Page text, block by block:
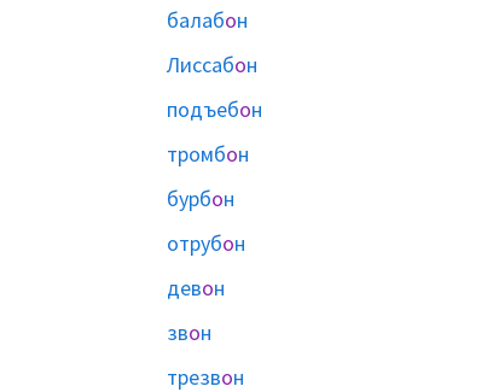
балабон
Лиссабон
подъебон
тромбон
бурбон
отрубон
девон
звон
трезвон